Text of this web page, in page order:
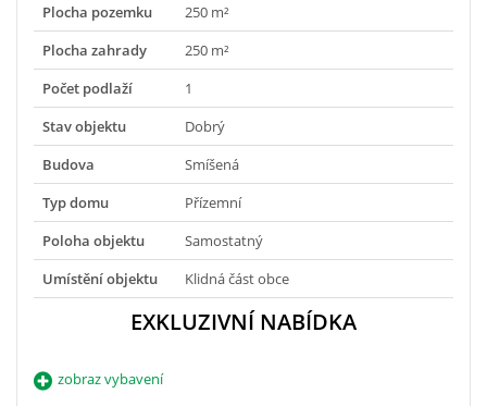
Plocha pozemku
250 m²
Plocha zahrady
250 m²
Počet podlaží
1
Stav objektu
Dobrý
Budova
Smíšená
Typ domu
Přízemní
Poloha objektu
Samostatný
Umístění objektu
Klidná část obce
EXKLUZIVNÍ NABÍDKA
zobraz vybavení